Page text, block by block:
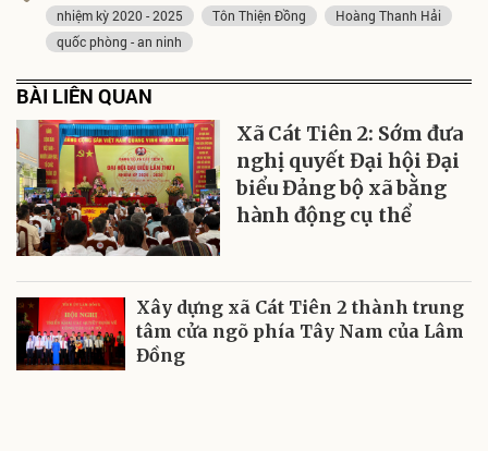
nhiệm kỳ 2020 - 2025
Tôn Thiện Đồng
Hoàng Thanh Hải
quốc phòng - an ninh
BÀI LIÊN QUAN
Xã Cát Tiên 2: Sớm đưa
nghị quyết Đại hội Đại
biểu Đảng bộ xã bằng
hành động cụ thể
Xây dựng xã Cát Tiên 2 thành trung
tâm cửa ngõ phía Tây Nam của Lâm
Đồng